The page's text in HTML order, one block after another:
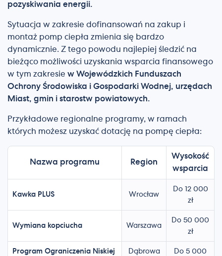
pozyskiwania energii.
Sytuacja w zakresie dofinansowań na zakup i
montaż pomp ciepła zmienia się bardzo
dynamicznie. Z tego powodu najlepiej śledzić na
bieżąco możliwości uzyskania wsparcia finansowego
w tym zakresie w Wojewódzkich Funduszach
Ochrony Środowiska i Gospodarki Wodnej, urzędach
Miast, gmin i starostw powiatowych.
Przykładowe regionalne programy, w ramach
których możesz uzyskać dotację na pompę ciepła:
Nazwa programu Region
Wysokość
wsparcia
Kawka PLUS Wrocław
Do 12 000
zł
Wymiana kopciucha Warszawa
Do 50 000
zł
Program Ograniczenia Niskiej
Dąbrowa
Do 5 000